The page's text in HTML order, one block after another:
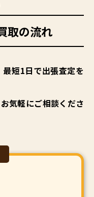
取の流れ
短1日で出張査定を
気軽にご相談くださ